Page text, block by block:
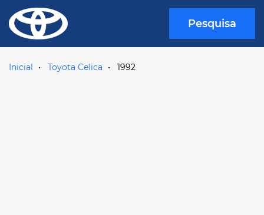
Pesquisa
Inicial Toyota Celica 1992